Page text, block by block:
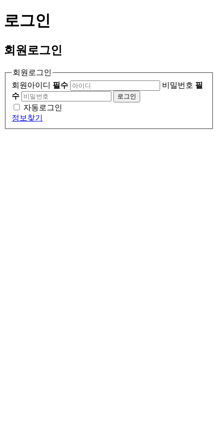
로그인
회원 로그인
회원로그인
회원아이디 필수 비밀번호 필
수
로그인
자동로그인
정보찾기